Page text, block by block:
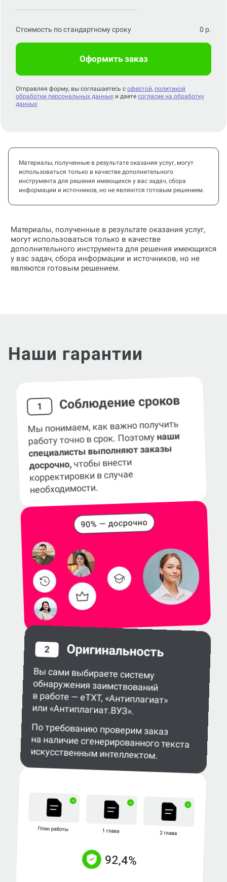
Стоимость по стандартному сроку 0 р.
Оформить заказ
Отправляя форму, вы соглашаетесь с офертой, политикой
обработки персональных данных и даете согласие на обработку
данных
Материалы, полученные в результате оказания услуг, могут
использоваться только в качестве дополнительного
инструмента для решения имеющихся у вас задач, сбора
информации и источников, но не являются готовым решением.
Материалы, полученные в результате оказания услуг,
могут использоваться только в качестве
дополнительного инструмента для решения имеющихся
у вас задач, сбора информации и источников, но не
являются готовым решением.
Наши гарантии
1 Соблюдение сроков
Мы понимаем, как важно получить
работу точно в срок. Поэтому наши
специалисты выполняют заказы
досрочно,чтобы внести
корректировки в случае
необходимости.
2 Оригинальность
Вы сами выбираете систему
обнаружения заимствований
в работе — eTXT, «Антиплагиат»
или «Антиплагиат.ВУЗ».
По требованию проверим заказ
на наличие сгенерированного текста
искусственным интеллектом.